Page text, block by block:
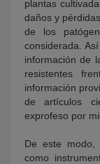
plantas
daños y
de los
considerada.
información de
resistentes
información
de artículos
exprofeso por
De este modo,
como